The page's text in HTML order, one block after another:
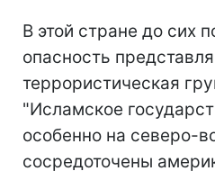
В этой стране до сих
опасность
террористическая
"Исламское
особенно на северо-
сосредоточены